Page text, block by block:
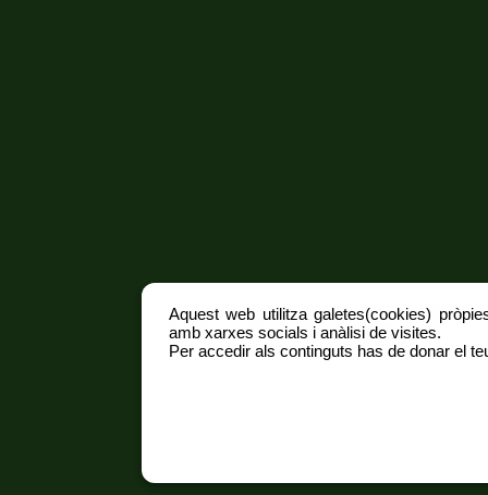
Aquest web utilitza galetes(cookies)
amb xarxes socials i anàlisi de visites.
Per accedir als continguts has de donar el